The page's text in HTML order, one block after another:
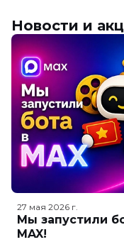
Новости и
27 мая 2026 г.
Мы запустили
MAX!